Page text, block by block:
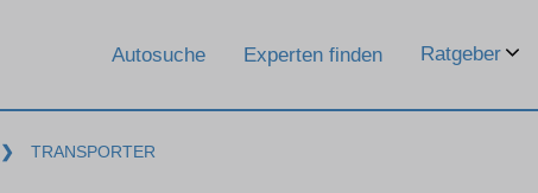
Autosuche Experten finden Ratgeber
❯ TRANSPORTER